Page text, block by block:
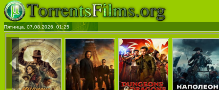
Пятница, 07.08.2026, 01:25